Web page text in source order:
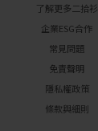
了解更多二拾衫
企業ESG合作
常見問題
免責聲明
隱私權政策
條款與細則